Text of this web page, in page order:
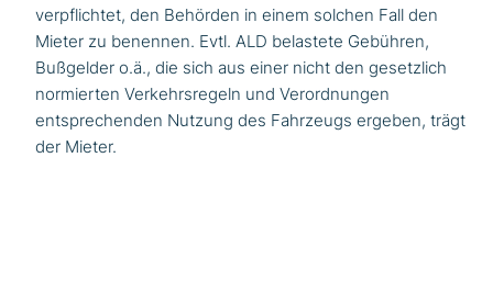
verpflichtet, den Behörden in einem solchen Fall den
Mieter zu benennen. Evtl. ALD belastete Gebühren,
Bußgelder o.ä., die sich aus einer nicht den gesetzlich
normierten Verkehrsregeln und Verordnungen
entsprechenden Nutzung des Fahrzeugs ergeben, trägt
der Mieter.